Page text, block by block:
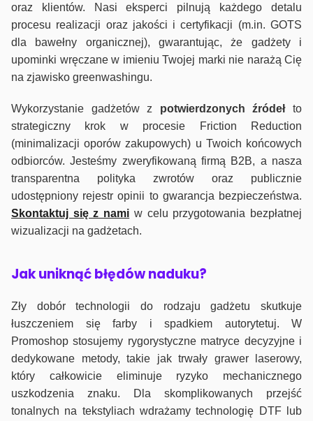
oraz klientów. Nasi eksperci pilnują każdego detalu
procesu realizacji oraz jakości i certyfikacji (m.in. GOTS
dla bawełny organicznej), gwarantując, że gadżety i
upominki wręczane w imieniu Twojej marki nie narażą Cię
na zjawisko greenwashingu.
Wykorzystanie gadżetów z potwierdzonych źródełto
strategiczny krok w procesie Friction Reduction
(minimalizacji oporów zakupowych) u Twoich końcowych
odbiorców. Jesteśmy zweryfikowaną firmą B2B, a nasza
transparentna polityka zwrotów oraz publicznie
udostępniony rejestr opinii to gwarancja bezpieczeństwa.
Skontaktuj się z nami w celu przygotowania bezpłatnej
wizualizacji na gadżetach.
Jak uniknąć błędów naduku?
Zły dobór technologii do rodzaju gadżetu skutkuje
łuszczeniem się farby i spadkiem autorytetuj. W
Promoshop stosujemy rygorystyczne matryce decyzyjne i
dedykowane metody, takie jak trwały grawer laserowy,
który całkowicie eliminuje ryzyko mechanicznego
uszkodzenia znaku. Dla skomplikowanych przejść
tonalnych na tekstyliach wdrażamy technologię DTF lub